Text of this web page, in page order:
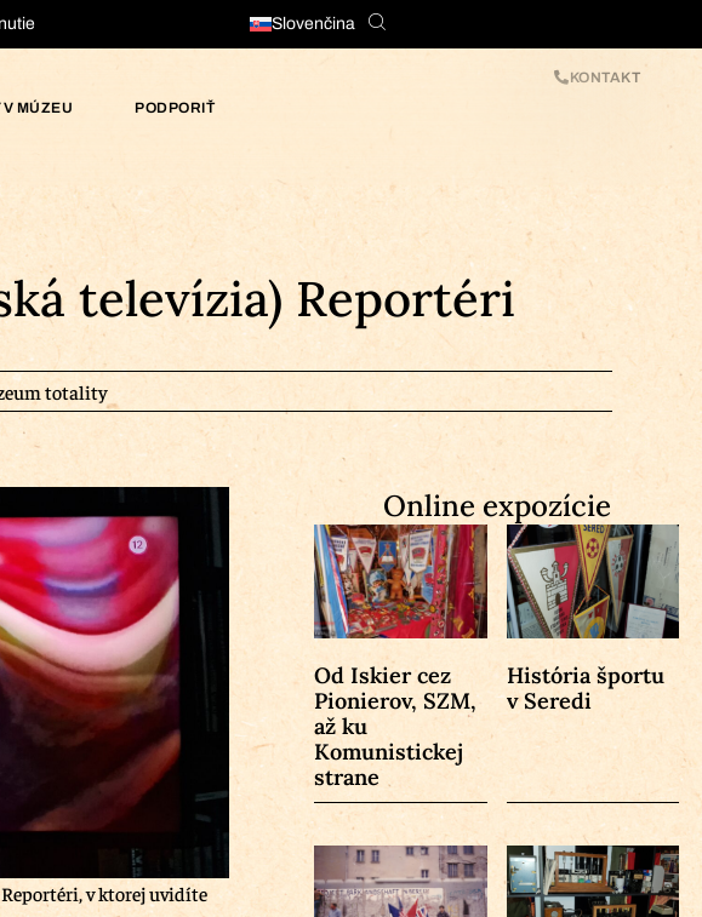
Slovenčina
V MÚZEU PODPORIŤ
KONTAKT
televízia) Reportéri
totality
Reportéri, v ktorej uvidíte
Online expozície
Od Iskier cez
Pionierov, SZM,
až ku
Komunistickej
strane
História športu
v Seredi